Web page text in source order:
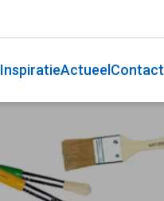
InspiratieActueel Contact